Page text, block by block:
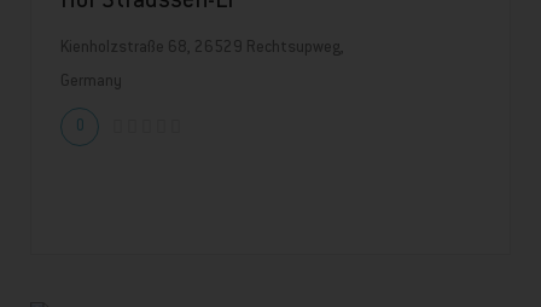
Kienholzstraße 68, 26529 Rechtsupweg,
Germany
0